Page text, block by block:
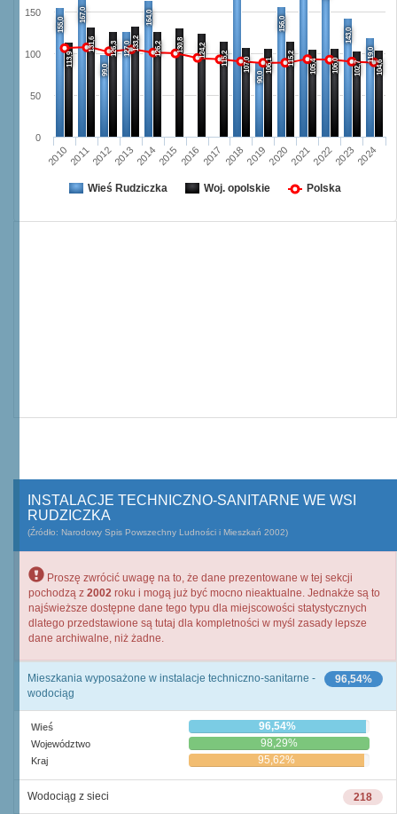
155,0
167,0
99,0
127,0
164,0
90,0
156,0
143,0
119,0
113,9
131,6 126,3 133,2 126,2 130,8 124,2 115,2 107,0 106,1 115,2 105,4 106,0 102,7 104,6
201020112012201320142015 2016 2017 2018201920202021202220232024
0
50
100
150
Wieś Rudziczka Woj. opolskie Polska
INSTALACJE TECHNICZNO-SANITARNE WE WSI
RUDZICZKA
(Źródło: Narodowy Spis Powszechny Ludności i Mieszkań 2002)
Proszę zwrócić uwagę na to, że dane prezentowane w tej sekcji
pochodzą z 2002 roku i mogą już być mocno nieaktualne. Jednakże są to
najświeższe dostępne dane tego typu dla miejscowości statystycznych
dlatego przedstawione są tutaj dla kompletności w myśl zasady lepsze
dane archiwalne, niż żadne.
96,54%
Mieszkania wyposażone w instalacje techniczno-sanitarne -
wodociąg
Wieś 96,54%
Województwo 98,29%
Kraj 95,62%
218
Wodociąg z sieci